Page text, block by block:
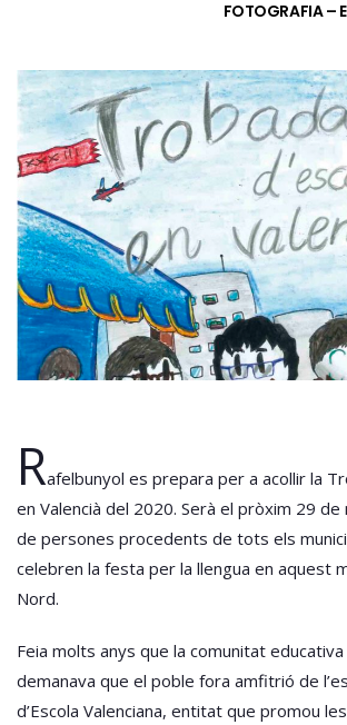
FOTOGRAFIA
Rafelbunyol es prepara per a acollir la
en Valencià del 2020. Serà el pròxim 29 de
de persones procedents de tots els
celebren la festa per la llengua en aquest
Nord.
Feia molts anys que la comunitat
demanava que el poble fora amfitrió de
d’Escola Valenciana, entitat que promou